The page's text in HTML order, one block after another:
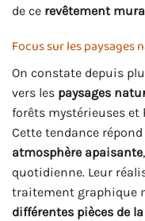
de ce revêtement
Focus sur les
On constate depuis
vers les paysages
forêts mystérieuses
Cette tendance
atmosphère apaisante
quotidienne. Leur
traitement graphique
différentes pièces de